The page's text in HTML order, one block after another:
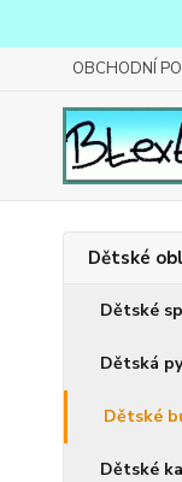
OBCHODNÍ
Dětské
Dětské
Dětská
Dětské
Dětské